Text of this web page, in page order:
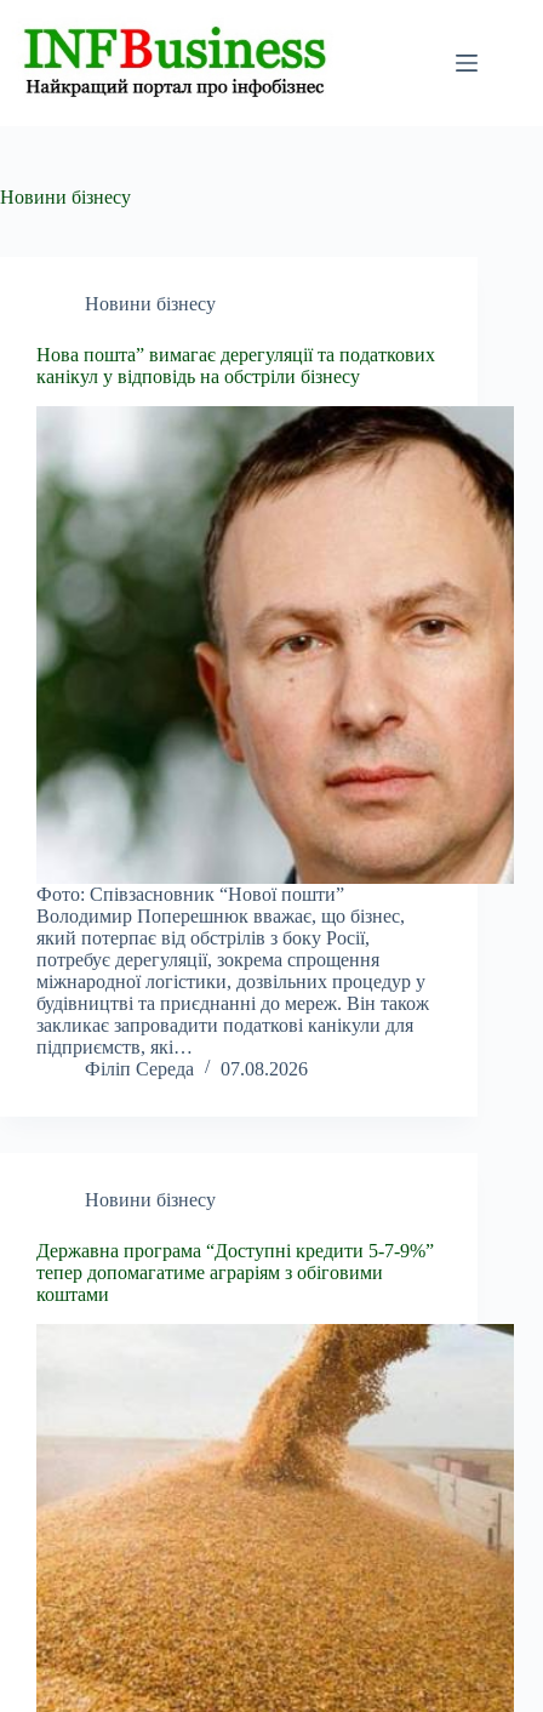
Новини бізнесу
Новини бізнесу
Нова пошта” вимагає дерегуляції та податкових
канікул у відповідь на обстріли бізнесу
Фото: Співзасновник “Нової пошти”
Володимир Поперешнюк вважає, що бізнес,
який потерпає від обстрілів з боку Росії,
потребує дерегуляції, зокрема спрощення
міжнародної логістики, дозвільних процедур у
будівництві та приєднанні до мереж. Він також
закликає запровадити податкові канікули для
підприємств, які…
Філіп Середа
07.08.2026
Новини бізнесу
Державна програма “Доступні кредити 5-7-9%”
тепер допомагатиме аграріям з обіговими
коштами